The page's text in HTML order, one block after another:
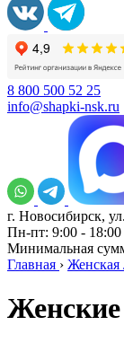
8 800 500 52 25
info@shapki-nsk.ru
г. Новосибирск,
Пн-пт: 9:00 - 18:00
Минимальная
Главная › Женская